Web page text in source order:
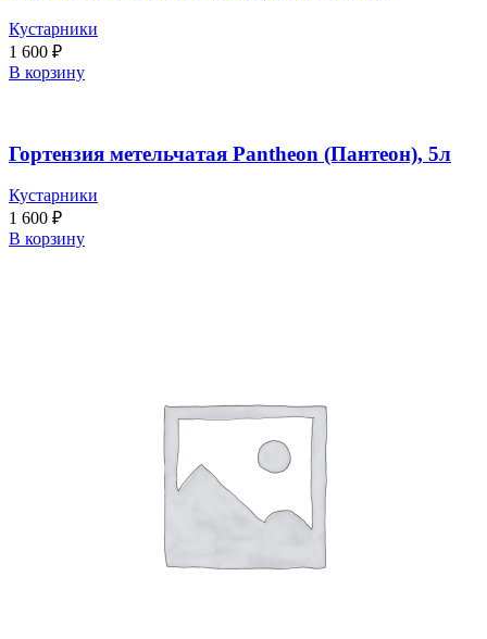
Кустарники
1 600 ₽
В корзину
Гортензия метельчатая Pantheon (Пантеон), 5л
Кустарники
1 600 ₽
В корзину